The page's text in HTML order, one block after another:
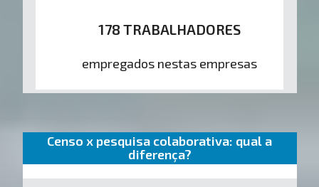
178 TRABALHADORES
empregados nestas empresas
Censo x pesquisa colaborativa: qual a
diferença?